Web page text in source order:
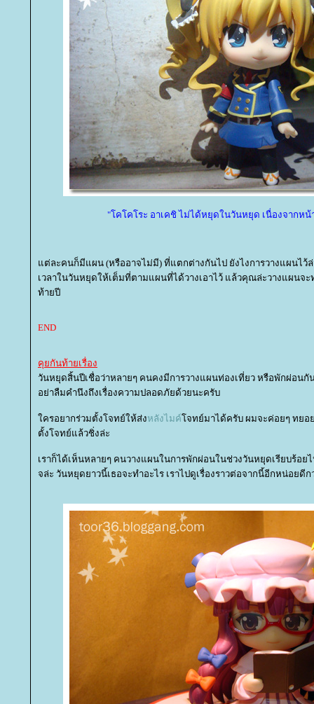
"โคโคโระ อาเคชิ ไม่ได้หยุดในวันหยุด เนื่องจากหน้
ต่ละคนก็มีแผน (หรืออาจไม่มี) ที่แตกต่างกันไป ยังไงการวางแผนไว้ล่
เวลาในวันหยุดให้เต็มที่ตามแผนที่ได้วางเอาไว้ แล้วคุณล่ะวางแผนจะ
ท้ายปี
END
คุยกันท้ายเรื่อง
วันหยุดสิ้นปีเชื่อว่าหลายๆ คนคงมีการวางแผนท่องเที่ยว หรือพักผ่อนกั
อย่าลืมคำนึงถึงเรื่องความปลอดภัยด้วยนะครับ
ครอยากร่วมตั้งโจทย์ให้ส่งหลังไมค์จทย์มาได้ครับ ผมจะค่อยๆ ทยอ
ตั้งโจทย์แล้วชิ่งล่ะ
เราก็ได้เห็นหลายๆ คนวางแผนในการพักผ่อนในช่วงวันหยุดเรียบร้อย
จล่ะ วันหยุดยาวนี้เธอจะทำอะไร เราไปดูเรื่องราวต่อจากนี้อีกหน่อยดีก